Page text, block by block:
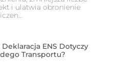
i ulatwia obronienie
Deklaracja ENS Dotyczy
Transportu?